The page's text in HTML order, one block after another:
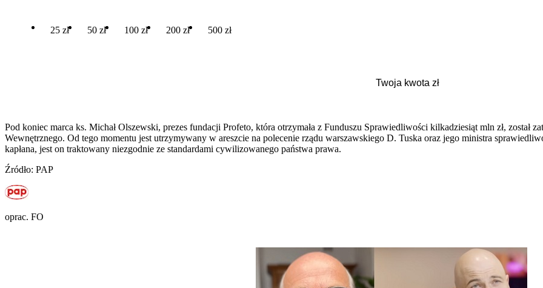
25 zł 50 zł 100 zł 200 zł 500 zł
Pod koniec marca ks. Michał Olszewski, prezes fundacji Profeto, która otrzymała z Funduszu Sprawiedliwości kilkadziesiąt mln zł, został
Wewnętrznego. Od tego momentu jest utrzymywany w areszcie na polecenie rządu warszawskiego D. Tuska oraz jego ministra
kapłana, jest on traktowany niezgodnie ze standardami cywilizowanego państwa prawa.
Źródło: PAP
oprac. FO